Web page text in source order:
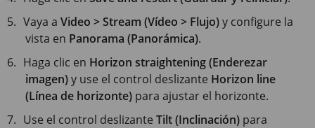
Vaya aVideo > Stream (Vídeo > Flujo)y configure la
vista en Panorama (Panorámica).
Haga clic en Horizon straightening (Enderezar
imagen)y use el control deslizante Horizon line
(Línea de horizonte) para ajustar el horizonte.
Use el control deslizanteTilt (Inclinación) para